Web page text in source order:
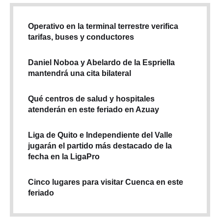
Operativo en la terminal terrestre verifica
tarifas, buses y conductores
Daniel Noboa y Abelardo de la Espriella
mantendrá una cita bilateral
Qué centros de salud y hospitales
atenderán en este feriado en Azuay
Liga de Quito e Independiente del Valle
jugarán el partido más destacado de la
fecha en la LigaPro
Cinco lugares para visitar Cuenca en este
feriado